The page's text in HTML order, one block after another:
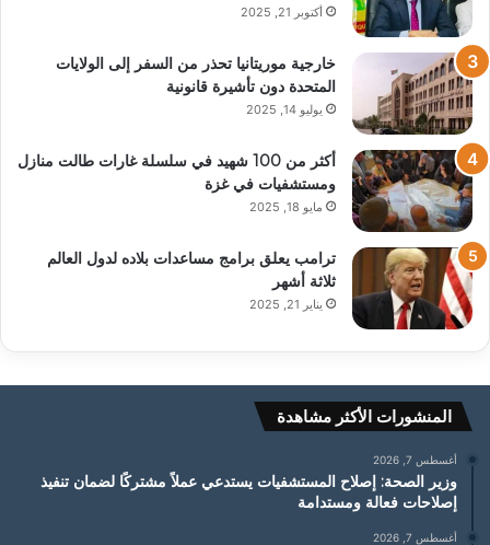
أكتوبر 21, 2025
خارجية موريتانيا تحذر من السفر إلى الولايات
المتحدة دون تأشيرة قانونية
يوليو 14, 2025
أكثر من 100 شهيد في سلسلة غارات طالت منازل
ومستشفيات في غزة
مايو 18, 2025
ترامب يعلق برامج مساعدات بلاده لدول العالم
ثلاثة أشهر
يناير 21, 2025
المنشورات الأكثر مشاهدة
أغسطس 7, 2026
وزير الصحة: إصلاح المستشفيات يستدعي عملاً مشتركًا لضمان تنفيذ
إصلاحات فعالة ومستدامة
أغسطس 7, 2026